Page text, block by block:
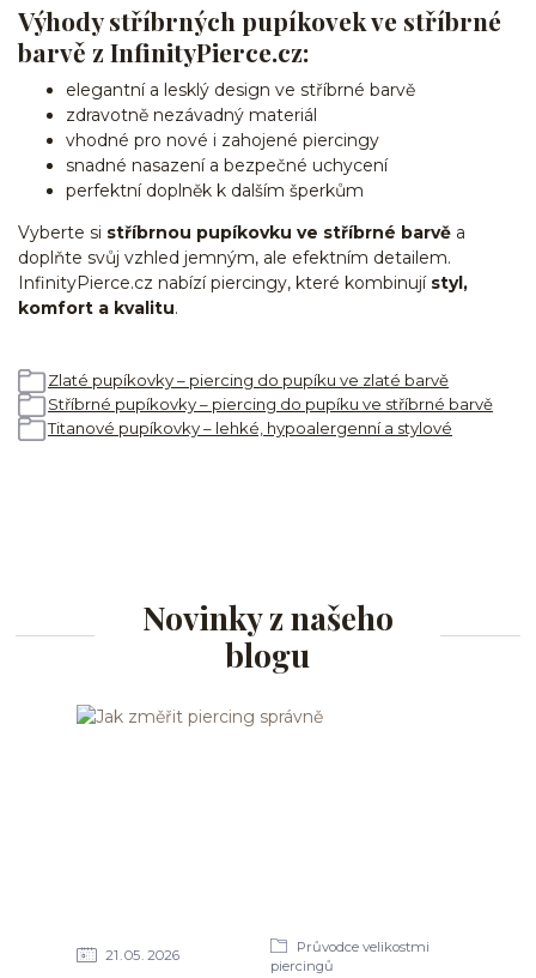
Výhody stříbrných pupíkovek ve stříbrné
barvě z InfinityPierce.cz:
elegantní a lesklý design ve stříbrné barvě
zdravotně nezávadný materiál
vhodné pro nové i zahojené piercingy
snadné nasazení a bezpečné uchycení
perfektní doplněk k dalším šperkům
Vyberte si stříbrnou pupíkovku ve stříbrné barvě a
doplňte svůj vzhled jemným, ale efektním detailem.
InfinityPierce.cz nabízí piercingy, které kombinují styl,
komfort a kvalitu.
Zlaté pupíkovky – piercing do pupíku ve zlaté barvě
Stříbrné pupíkovky – piercing do pupíku ve stříbrné barvě
Titanové pupíkovky – lehké, hypoalergenní a stylové
Novinky z našeho
blogu
21 05 2026
Průvodce velikostmi
piercingů